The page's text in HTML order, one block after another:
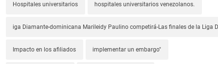
Hospitales universitarios hospitales universitarios venezolanos.
iga Diamante-dominicana Marileidy Paulino competirá-Las finales de la Liga
Impacto en los afiliados implementar un embargo"